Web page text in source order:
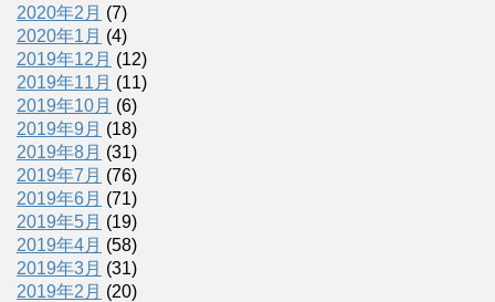
2020年2月 (7)
2020年1月 (4)
2019年12月 (12)
2019年11月 (11)
2019年10月 (6)
2019年9月 (18)
2019年8月 (31)
2019年7月 (76)
2019年6月 (71)
2019年5月 (19)
2019年4月 (58)
2019年3月 (31)
2019年2月 (20)